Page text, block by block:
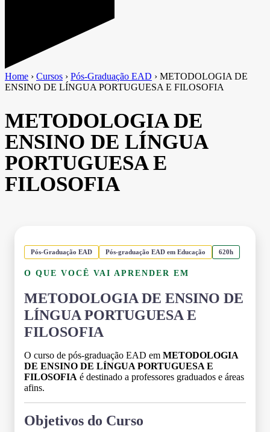
Home › Cursos › Pós-Graduação EAD › METODOLOGIA DE
ENSINO DE LÍNGUA PORTUGUESA E FILOSOFIA
METODOLOGIA DE
ENSINO DE LÍNGUA
PORTUGUESA E
FILOSOFIA
Pós-Graduação EAD Pós-graduação EAD em Educação 620h
O QUE VOCÊ VAI APRENDER EM
METODOLOGIA DE ENSINO DE
LÍNGUA PORTUGUESA E
FILOSOFIA
O curso de pós-graduação EAD em METODOLOGIA
DE ENSINO DE LÍNGUA PORTUGUESA E
FILOSOFIA é destinado a professores graduados e áreas
afins.
Objetivos do Curso